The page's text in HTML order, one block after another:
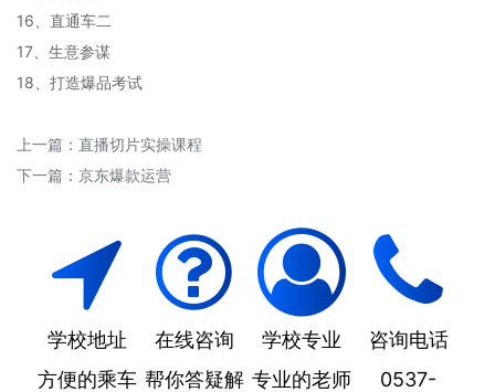
16、直通车二
17、生意参谋
18、打造爆品考试
上一篇： 直播切片实操课程
下一篇： 京东爆款运营
学校地址
方便的乘车
在线咨询
帮你答疑解
学校专业
专业的老师
咨询电话
0537-